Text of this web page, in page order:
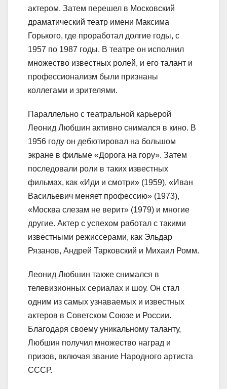
актером. Затем перешел в Московский
драматический театр имени Максима
Горького, где проработал долгие годы, с
1957 по 1987 годы. В театре он исполнил
множество известных ролей, и его талант и
профессионализм были признаны
коллегами и зрителями.
Параллельно с театральной карьерой
Леонид Любшин активно снимался в кино. В
1956 году он дебютировал на большом
экране в фильме «Дорога на гору». Затем
последовали роли в таких известных
фильмах, как «Иди и смотри» (1959), «Иван
Васильевич меняет профессию» (1973),
«Москва слезам не верит» (1979) и многие
другие. Актер с успехом работал с такими
известными режиссерами, как Эльдар
Рязанов, Андрей Тарковский и Михаил Ромм.
Леонид Любшин также снимался в
телевизионных сериалах и шоу. Он стал
одним из самых узнаваемых и известных
актеров в Советском Союзе и России.
Благодаря своему уникальному таланту,
Любшин получил множество наград и
призов, включая звание Народного артиста
СССР.